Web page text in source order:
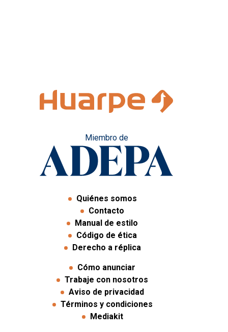
Miembro de
Quiénes somos
Contacto
Manual de estilo
Código de ética
Derecho a réplica
Cómo anunciar
Trabaje con nosotros
Aviso de privacidad
Términos y condiciones
Mediakit